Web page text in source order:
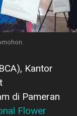
Kantor
di Pameran
Flower